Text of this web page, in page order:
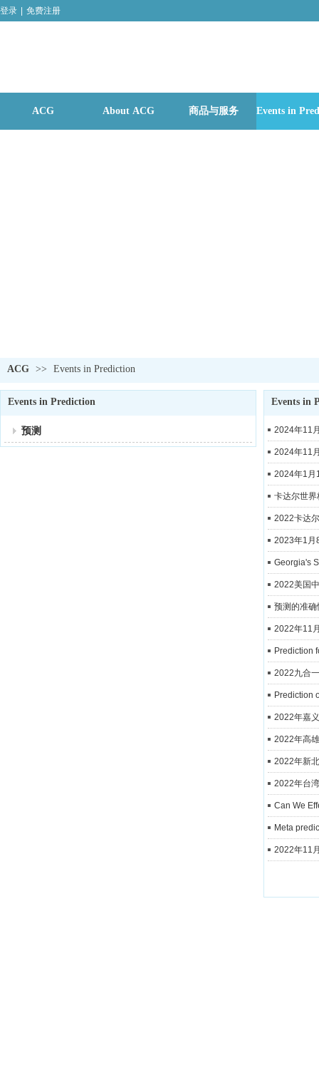
登录 免费注册
ACG About ACG 商品与服务 Events in
ACG >> Events in Prediction
Events in Prediction
预测
Events in
2024年11
2024年11
2024年1月
卡达尔世
2022卡达
2023年1月
Georgia's
2022美国
预测的准
2022年11
Prediction
2022九合
Prediction
2022年嘉
2022年高
2022年新
2022年台
Can We
Meta
2022年11